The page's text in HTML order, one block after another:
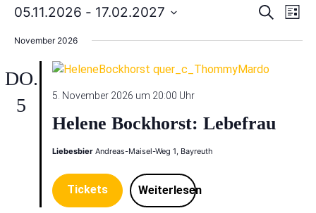
und
Suche
Liste
05.11.2026 - 17.02.2027
wählen.
November 2026
DO.
5
5. November 2026 um 20:00 Uhr
Helene Bockhorst: Lebefrau
Liebesbier Andreas-Maisel-Weg 1, Bayreuth
Tickets Weiterlesen